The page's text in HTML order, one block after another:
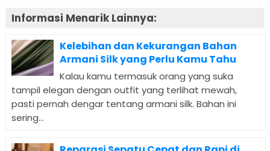
Informasi Menarik Lainnya:
Kelebihan dan Kekurangan Bahan
Armani Silk yang Perlu Kamu Tahu
Kalau kamu termasuk orang yang suka
tampil elegan dengan outfit yang terlihat mewah,
pasti pernah dengar tentang armani silk. Bahan ini
sering...